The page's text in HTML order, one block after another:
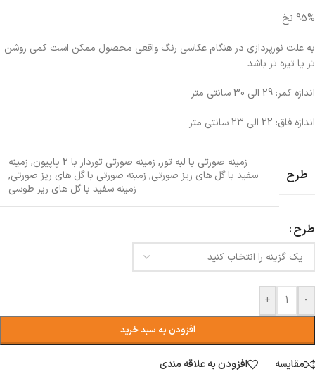
95% نخ
به علت نورپردازی در هنگام عکاسی رنگ واقعی محصول ممکن است کمی روشن
تر یا تیره تر باشد
اندازه کمر: 29 الی 30 سانتی متر
اندازه فاق: 22 الی 23 سانتی متر
طرح
زمینه صورتی با لبه تور, زمینه صورتی توردار با 2 پاپیون , زمینه
سفید با گل های ریز صورتی, زمینه صورتی با گل های ریز صورتی,
زمینه سفید با گل های ریز طوسی
طرح
-
+
افزودن به سبد خرید
مقایسه افزودن به علاقه مندی